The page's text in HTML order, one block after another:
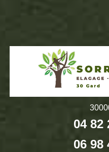
04 82
06 98